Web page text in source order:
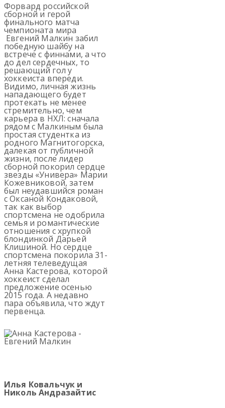
Форвард российской
сборной и герой
финального матча
чемпионата мира
Евгений Малкин забил
победную шайбу на
встрече с финнами, а что
до дел сердечных, то
решающий гол у
хоккеиста впереди.
Видимо, личная жизнь
нападающего будет
протекать не менее
стремительно, чем
карьера в НХЛ: сначала
рядом с Малкиным была
простая студентка из
родного Магнитогорска,
далекая от публичной
жизни, после лидер
сборной покорил сердце
звезды «Универа» Марии
Кожевниковой, затем
был неудавшийся роман
с Оксаной Кондаковой,
так как выбор
спортсмена не одобрила
семья и романтические
отношения с хрупкой
блондинкой Дарьей
Клишиной. Но сердце
спортсмена покорила 31-
летняя телеведущая
Анна Кастерова, которой
хоккеист сделал
предложение осенью
2015 года. А недавно
пара объявила, что ждут
первенца.
Илья Ковальчук и
Николь Андразайтис